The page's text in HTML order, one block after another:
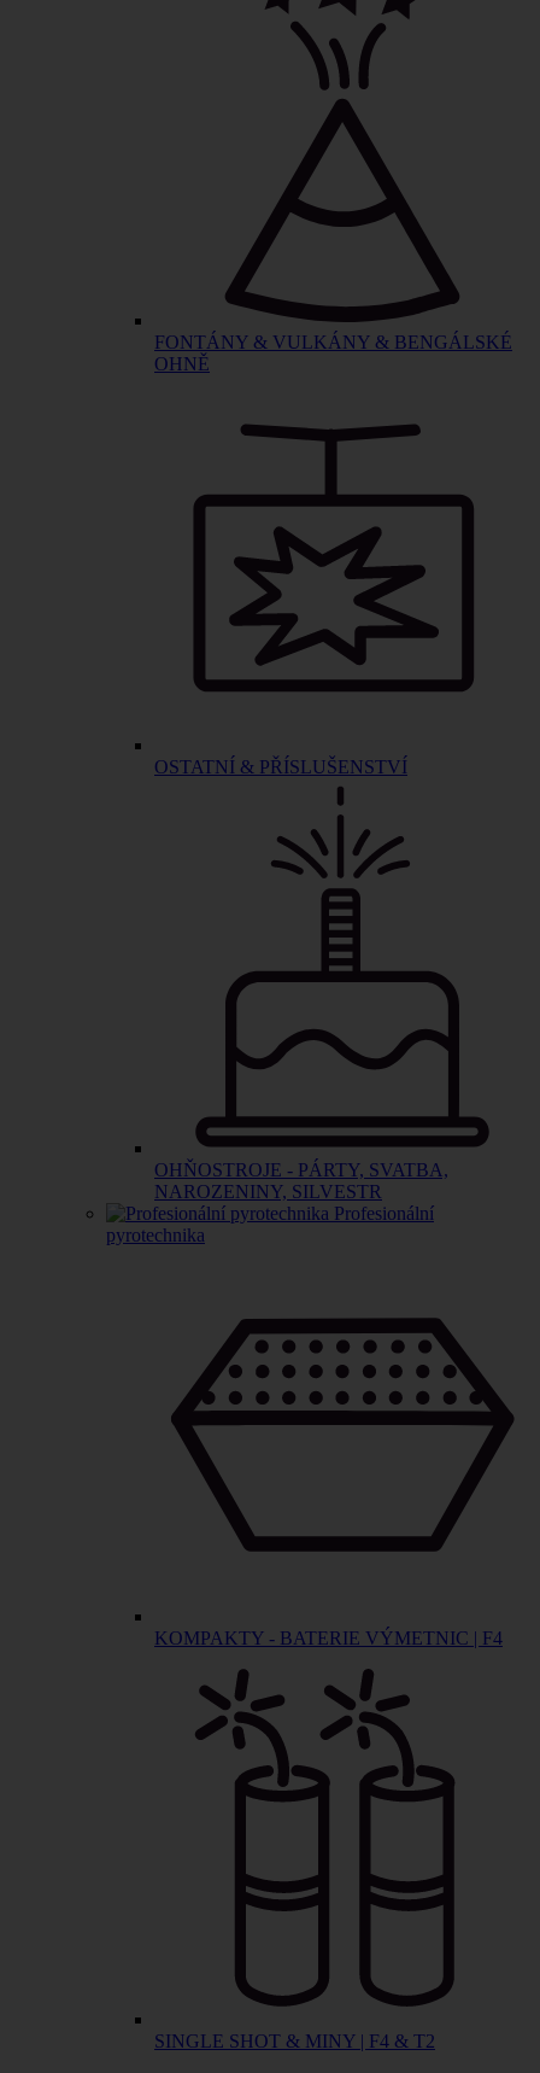
FONTÁNY & VULKÁNY & BENGÁLSKÉ
OHNĚ
OSTATNÍ & PŘÍSLUŠENSTVÍ
OHŇOSTROJE - PÁRTY, SVATBA,
NAROZENINY, SILVESTR
Profesionální
pyrotechnika
KOMPAKTY - BATERIE VÝMETNIC | F4
SINGLE SHOT & MINY | F4 & T2